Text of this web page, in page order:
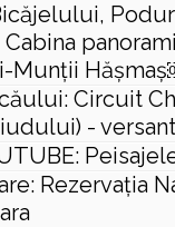
Munții
Circuit
-
Rezervaţia